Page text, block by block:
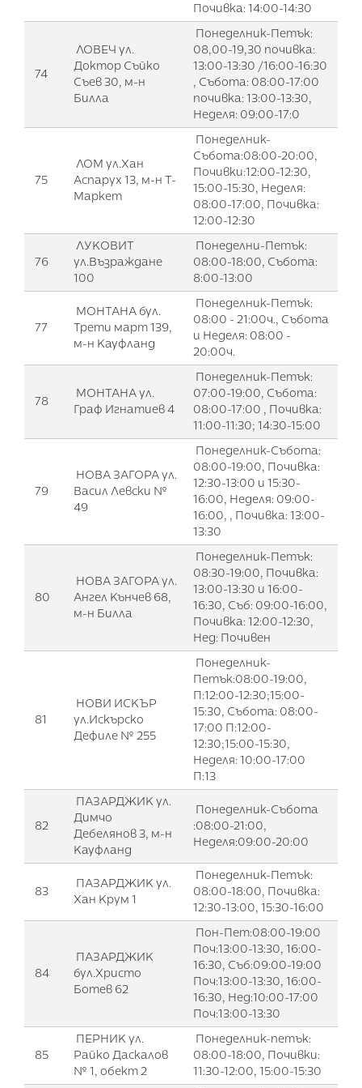
Почивка: 14:00-14:30
74
ЛОВЕЧ ул.
Доктор Съйко
Съев 30, м-н
Билла
Понеделник-Петък:
08,00-19,30 почивка:
13:00-13:30 /16:00-16:30
, Събота: 08:00-17:00
почивка: 13:00-13:30,
Неделя: 09:00-17:0
75
ЛОМ ул.Хан
Аспарух 13, м-н Т-
Маркет
Понеделник-
Събота:08:00-20:00,
Почивки:12:00-12:30,
15:00-15:30, Неделя:
08:00-17:00, Почивка:
12:00-12:30
76
ЛУКОВИТ
ул.Възраждане
100
Понеделни-Петък:
08:00-18:00, Събота:
8:00-13:00
77
МОНТАНА бул.
Трети март 139,
м-н Кауфланд
Понеделник-Петък:
08:00 - 21:00ч., Събота
и Неделя: 08:00 -
20:00ч.
78
МОНТАНА ул.
Граф Игнатиев 4
Понеделник-Петък:
07:00-19:00, Събота:
08:00-17:00 , Почивка:
11:00-11:30; 14:30-15:00
79
НОВА ЗАГОРА ул.
Васил Левски №
49
Понеделник-Събота:
08:00-19:00, Почивка:
12:30-13:00 и 15:30-
16:00, Неделя: 09:00-
16:00, , Почивка: 13:00-
13:30
80
НОВА ЗАГОРА ул.
Ангел Кънчев 68,
м-н Билла
Понеделник-Петък:
08:30-19:00, Почивка:
13:00-13:30 и 16:00-
16:30, Съб: 09:00-16:00,
Почивка: 12:00-12:30,
Нед: Почивен
81
НОВИ ИСКЪР
ул.Искърско
Дефиле № 255
Понеделник-
Петък:08:00-19:00,
П:12:00-12:30;15:00-
15:30, Събота: 08:00-
17:00 П:12:00-
12:30;15:00-15:30,
Неделя: 10:00-17:00
П:13
82
ПАЗАРДЖИК ул.
Димчо
Дебелянов 3, м-н
Кауфланд
Понеделник-Събота
:08:00-21:00,
Неделя:09:00-20:00
83
ПАЗАРДЖИК ул.
Хан Крум 1
Понеделник-Петък:
08:00-18:00, Почивка:
12:30-13:00, 15:30-16:00
84
ПАЗАРДЖИК
бул.Христо
Ботев 62
Пон-Пет:08:00-19:00
Поч:13:00-13:30, 16:00-
16:30, Съб:09:00-19:00
Поч:13:00-13:30, 16:00-
16:30, Нед:10:00-17:00
Поч:13:00-13:30
85
ПЕРНИК ул.
Райко Даскалов
№ 1, обект 2
Понеделник-петък:
08:00-18:00, Почивки:
11:30-12:00, 15:00-15:30